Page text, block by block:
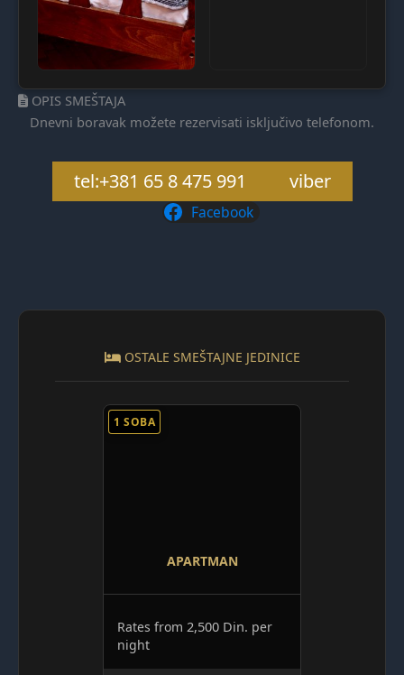
OPIS SMEŠTAJA
Dnevni boravak možete rezervisati isključivo telefonom.
tel:+381 65 8 475 991 viber
Facebook
OSTALE SMEŠTAJNE JEDINICE
1 SOBA
APARTMAN
Rates from 2,500 Din. per
night